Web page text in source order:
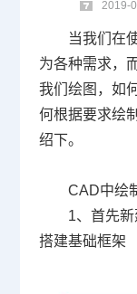
2019-
当我们在
为各种需求，
我们绘图，如
何根据要求绘
绍下。
CAD中绘
1、首先
搭建基础框架